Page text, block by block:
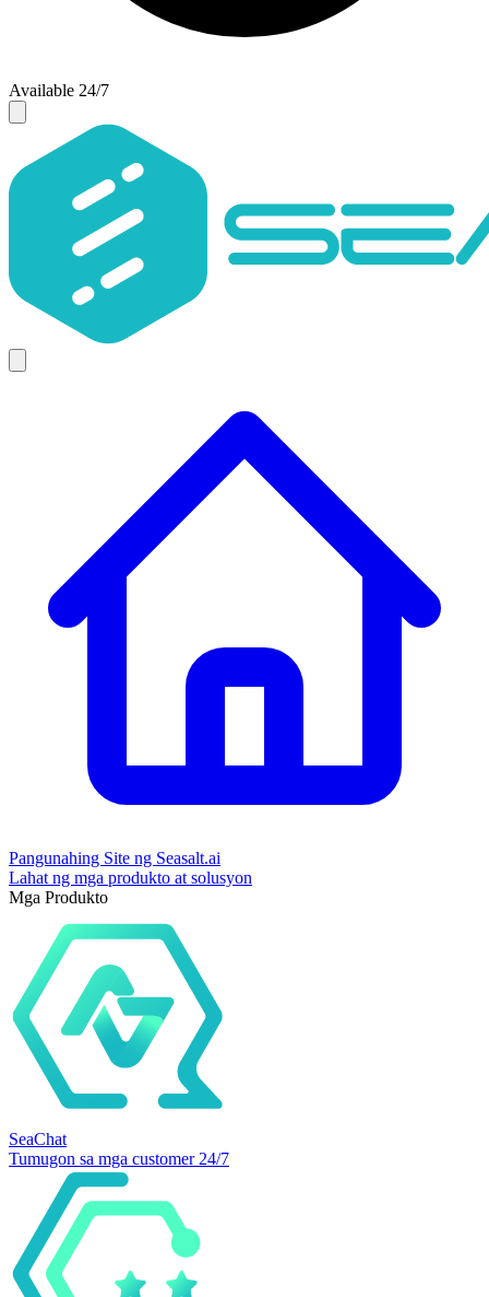
Available 24/7
Pangunahing Site ng Seasalt.ai
Lahat ng mga produkto at solusyon
Mga Produkto
SeaChat
Tumugon sa mga customer 24/7